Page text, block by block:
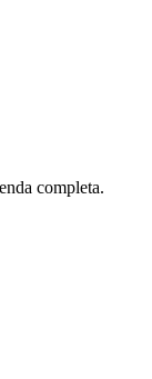
completa.